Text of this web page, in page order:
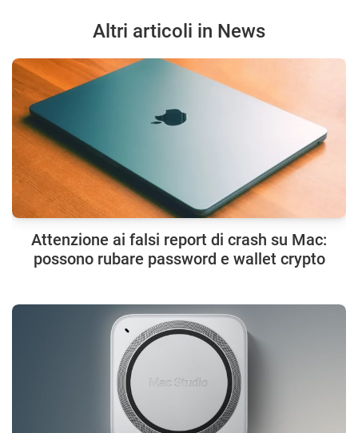
Altri articoli in News
Attenzione ai falsi report di crash su Mac:
possono rubare password e wallet crypto